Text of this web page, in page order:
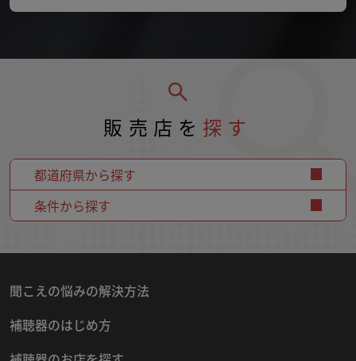
販売店を 探す
都道府県から探す
条件から探す
聞こえの悩みの解決方法
補聴器のはじめ方